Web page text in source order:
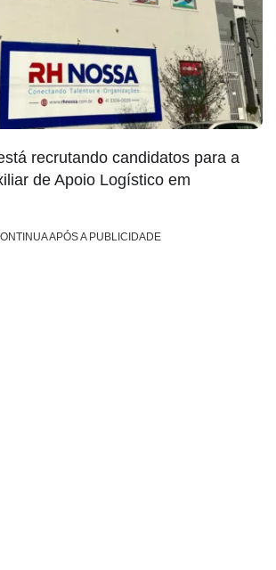
recrutando candidatos para a
de Apoio Logístico em
APÓS A PUBLICIDADE